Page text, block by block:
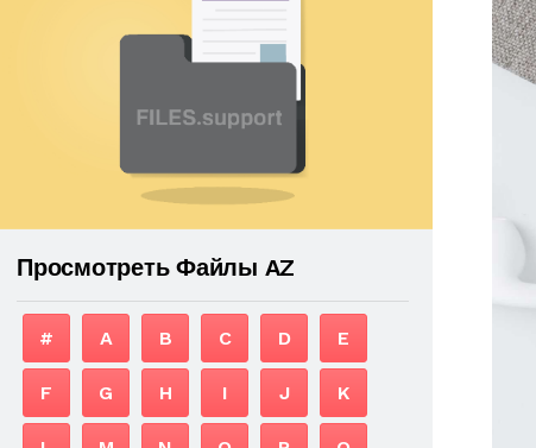
Просмотреть Файлы AZ
# A B C D E
F G H I J K